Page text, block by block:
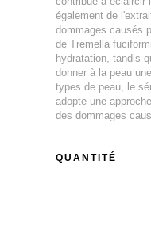
également de
dommages causés
de Tremella
hydratation, tandis
donner à la peau
types de peau, le
adopte une
des dommages
QUANTITÉ